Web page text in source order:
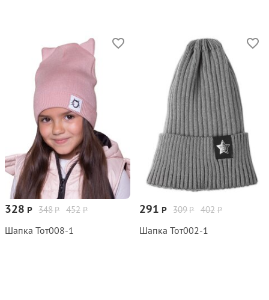
452 Р
348Р
328 Р
Шапка Тот008‑1
402 Р
309Р
291 Р
Шапка Тот002‑1